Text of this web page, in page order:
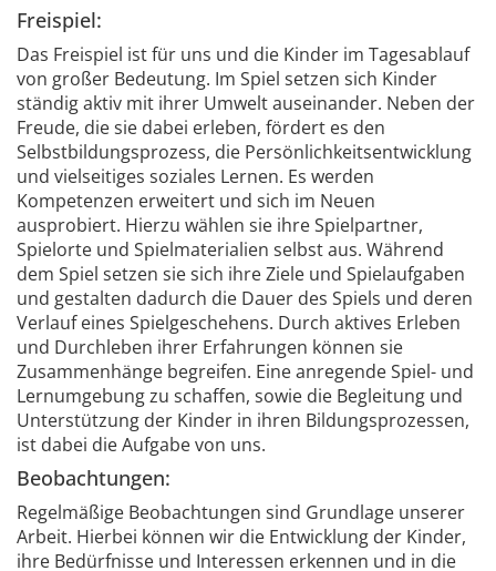
Freispiel:
Das Freispiel ist für uns und die Kinder im Tagesablauf
von großer Bedeutung. Im Spiel setzen sich Kinder
ständig aktiv mit ihrer Umwelt auseinander. Neben der
Freude, die sie dabei erleben, fördert es den
Selbstbildungsprozess, die Persönlichkeitsentwicklung
und vielseitiges soziales Lernen. Es werden
Kompetenzen erweitert und sich im Neuen
ausprobiert. Hierzu wählen sie ihre Spielpartner,
Spielorte und Spielmaterialien selbst aus. Während
dem Spiel setzen sie sich ihre Ziele und Spielaufgaben
und gestalten dadurch die Dauer des Spiels und deren
Verlauf eines Spielgeschehens. Durch aktives Erleben
und Durchleben ihrer Erfahrungen können sie
Zusammenhänge begreifen. Eine anregende Spiel- und
Lernumgebung zu schaffen, sowie die Begleitung und
Unterstützung der Kinder in ihren Bildungsprozessen,
ist dabei die Aufgabe von uns.
Beobachtungen:
Regelmäßige Beobachtungen sind Grundlage unserer
Arbeit. Hierbei können wir die Entwicklung der Kinder,
ihre Bedürfnisse und Interessen erkennen und in die